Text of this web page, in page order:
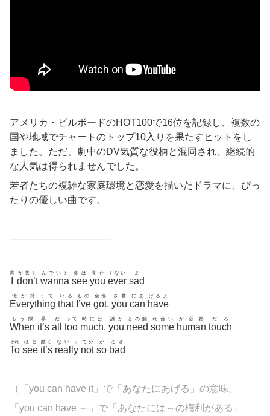
アメリカ・ビルボードのHOT100で16位を記録し、複数の
国や地域でチャートのトップ10入りを果たすヒットをし
ました。ただ、劇中のDV気質な役柄と混同され、継続的
な人気は得られませんでした。
若者たちの複雑な家庭環境と恋愛を描いたドラマに、ぴっ
たりの優しい曲です。
——————————–
君
don’t
が悲し
wanna
んでいる
see
姿は
you
見た
ever
くない
sad
よ
Everything
俺が持って
that
いる
I’ve
もの
got
全部
, you
さ君
can
にあ
have
げるよ
When
もう限
it’s
界
all
だ
too
って
much
時には
, you
誰か
need
との触
some
れ合い
human
が必要
touch
だろ
To
それ
see
ほど
it’s
酷く
really
ないっ
not
て分
so
か
bad
るさ
（「you can have it」で「あなたにあげる」の意味。
「you can have ～」で「あなたには～の権利がある」